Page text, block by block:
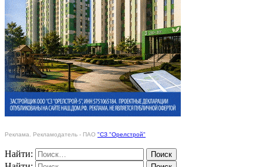
Реклама. Рекламодатель - ПАО "СЗ "Орелстрой"
Найти: